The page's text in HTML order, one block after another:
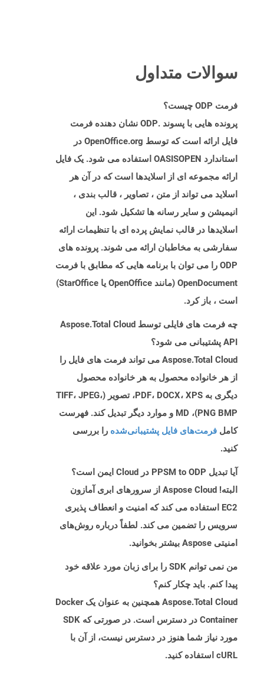
سوالات متداول
فرمت ODP چیست؟
پرونده هایی با پسوند .ODP نشان دهنده فرمت
فایل ارائه است که توسط OpenOffice.org در
استاندارد OASISOPEN استفاده می شود. یک فایل
ارائه مجموعه ای از اسلایدها است که در آن هر
اسلاید می تواند از متن ، تصاویر ، قالب بندی ،
انیمیشن و سایر رسانه ها تشکیل شود. این
اسلایدها در قالب نمایش پرده ای با تنظیمات ارائه
سفارشی به مخاطبان ارائه می شوند. پرونده های
ODP را می توان با برنامه هایی که مطابق با فرمت
OpenDocument (مانند OpenOffice یا StarOffice)
است ، باز کرد.
چه فرمت های فایلی توسط Aspose.Total Cloud
API پشتیبانی می شود؟
Aspose.Total Cloud می تواند فرمت های فایل را
از هر خانواده محصول به هر خانواده محصول
دیگری به PDF، DOCX، XPS، تصویر (TIFF، JPEG،
PNG BMP)، MD و موارد دیگر تبدیل کند. فهرست
کامل فرمت‌های فایل پشتیبانی‌شده را بررسی
کنید.
آیا تبدیل PPSM to ODP در Cloud ایمن است؟
البته! Aspose Cloud از سرورهای ابری آمازون
EC2 استفاده می کند که امنیت و انعطاف پذیری
سرویس را تضمین می کند. لطفاً درباره روش‌های
امنیتی Aspose بیشتر بخوانید.
من نمی توانم SDK را برای زبان مورد علاقه خود
پیدا کنم. باید چکار کنم؟
Aspose.Total Cloud همچنین به عنوان یک Docker
Container در دسترس است. در صورتی که SDK
مورد نیاز شما هنوز در دسترس نیست، از آن با
cURL استفاده کنید.